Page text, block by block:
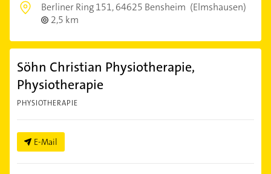
Berliner Ring 151,64625 Bensheim (Elmshausen)
2,5 km
Söhn Christian Physiotherapie,
Physiotherapie
PHYSIOTHERAPIE
E-Mail